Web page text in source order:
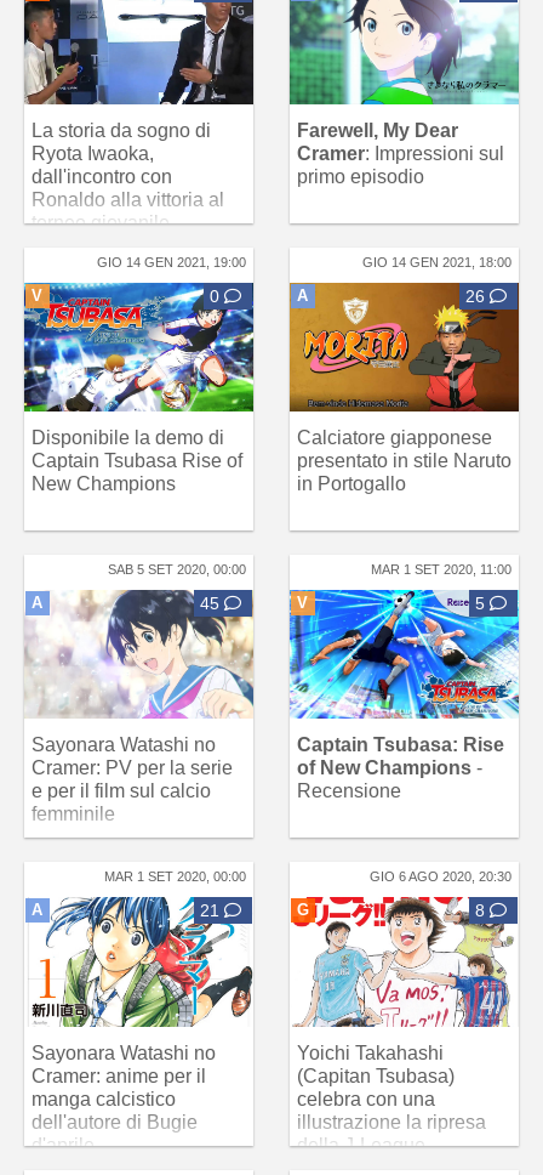
La storia da sogno di
Ryota Iwaoka,
dall'incontro con
Ronaldo alla vittoria al
torneo giovanile
Farewell, My Dear
Cramer: Impressioni sul
primo episodio
GIO 14 GEN 2021, 19:00
V 0
Disponibile la demo di
Captain Tsubasa Rise of
New Champions
GIO 14 GEN 2021, 18:00
A 26
Calciatore giapponese
presentato in stile Naruto
in Portogallo
SAB 5 SET 2020, 00:00
A 45
Sayonara Watashi no
Cramer: PV per la serie
e per il film sul calcio
femminile
MAR 1 SET 2020, 11:00
V 5
Captain Tsubasa: Rise
of New Champions -
Recensione
MAR 1 SET 2020, 00:00
A 21
Sayonara Watashi no
Cramer: anime per il
manga calcistico
dell'autore di Bugie
d'aprile
GIO 6 AGO 2020, 20:30
G 8
Yoichi Takahashi
(Capitan Tsubasa)
celebra con una
illustrazione la ripresa
della J-League